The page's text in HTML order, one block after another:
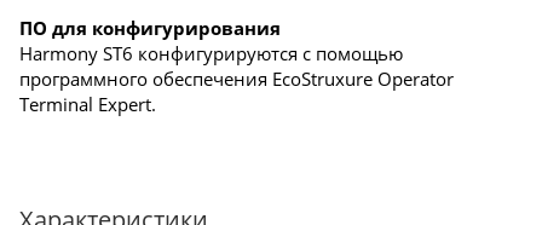
ПО для конфигурирования
Harmony ST6 конфигурируются с помощью
программного обеспечения EcoStruxure Operator
Terminal Expert.